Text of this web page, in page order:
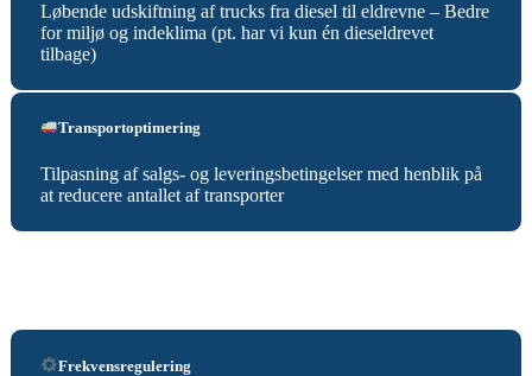
Løbende udskiftning af trucks fra diesel til eldrevne – Bedre
for miljø og indeklima (pt. har vi kun én dieseldrevet
tilbage)
Transportoptimering
Tilpasning af salgs- og leveringsbetingelser med henblik på
at reducere antallet af transporter
Frekvensregulering